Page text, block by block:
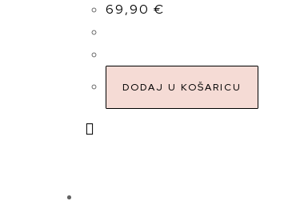
69,90€
DODAJ U KOŠARICU